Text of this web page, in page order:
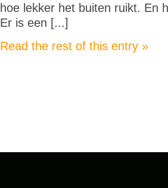
hoe lekker het buiten ruikt. En
Er is een [...]
Read the rest of this entry »